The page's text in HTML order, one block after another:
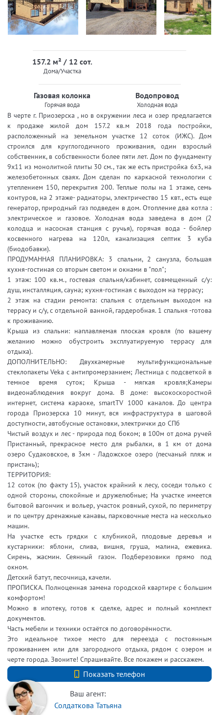
157.2 м² / 12 сот.
Дома/Участка
Газовая колонка
Горячая вода
Водопровод
Холодная вода
В черте г. Приозерска , но в окружении леса и озер предлагается
к продаже жилой дом 157.2 кв.м 2018 года постройки,
расположенный на земельном участке 12 соток (ИЖС). Дом
строился для круглогодичного проживания, один взрослый
собственник, в собственности более пяти лет. Дом по фундаменту
9х11 из монолитной плиты 30 см., так же есть пристройка 6х3, на
железобетонных сваях. Дом сделан по каркасной технологии с
утеплением 150, перекрытия 200. Теплые полы на 1 этаже, семь
контуров, на 2 этаже- радиаторы, электричество 15 квт., есть еще
генератор, природный газ подведен в дом. Отопление два котла :
электрическое и газовое. Холодная вода заведена в дом (2
колодца и насосная станция с ручья), горячая вода - бойлер
косвенного нагрева на 120л, канализация септик 3 куба
(биодобавки).
ПРОДУМАННАЯ ПЛАНИРОВКА: 3 спальни, 2 санузла, большая
кухня-гостиная со вторым светом и окнами в "пол";
1 этаж: 100 кв.м., гостевая спальня/кабинет, совмещенный с/у:
душ, инсталляция, сауна; кухня-гостиная с выходом на террасу;
2 этаж на стадии ремонта: спальня с отдельным выходом на
террасу и с/у, с отдельной ванной, гардеробная. 1 спальня -готова
к проживанию.
Крыша из спальни: наплавляемая плоская кровля (по вашему
желанию можно обустроить эксплуатируемую террасу для
отдыха).
ДОПОЛНИТЕЛЬНО: Двухкамерные мультифункциональные
стеклопакеты Veka с антипромерзанием; Лестница с подсветкой в
темное время суток; Крыша - мягкая кровля;Камеры
видеонаблюдения вокруг дома. В доме: высокоскоростной
интернет, система караоке, smartTV 1000 каналов. До центра
города Приозерска 10 минут, вся инфраструктура в шаговой
доступности, автобусные остановки, электрички до СПб
Чистый воздух и лес - природа под боком; в 100м от дома ручей
Пристанный, прекрасное место для рыбалки, в 1 км от дома
озеро Судаковское, в 3км - Ладожское озеро (песчаный пляж и
пристань);
ТЕРРИТОРИЯ:
12 соток (по факту 15), участок крайний к лесу, соседи только с
одной стороны, спокойные и дружелюбные; На участке имеется
бытовой вагончик и вольер, участок ровный, сухой, по периметру
и по центру дренажные канавы, парковочные места на несколько
машин.
На участке есть грядки с клубникой, плодовые деревья и
кустарники: яблони, слива, вишня, груша, малина, ежевика.
Сирень, жасмин. Сеянный газон. Подберезовики прямо под
окном.
Детский батут, песочница, качели.
ПРОПИСКА. Полноценная замена городской квартире с большим
комфортом!
Можно в ипотеку, готов к сделке, адрес и полный комплект
документов.
Часть мебели и техники остаётся по договорённости.
Это идеальное тихое место для переезда с постоянным
проживанием или для загородного отдыха, рядом с озером и
черте города. Звоните! Спрашивайте. Все покажем и расскажем.
Показать телефон
+7 (812) 740-70-40
Ваш агент:
Солдаткова Татьяна